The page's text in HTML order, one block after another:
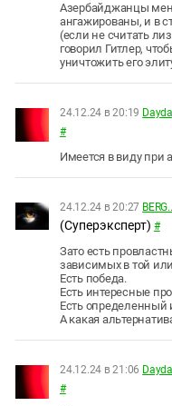
Азербайджанцы
ангажированы, и в
(если не считать
говорил Гитлер,
уничтожить его
24.12.24 в 20:19
#
Имеется в виду при
24.12.24 в 20:27
(Суперэксперт) #
Зато есть
зависимых в той
Есть победа.
Есть интересные
Есть определенный
А какая
24.12.24 в 21:06
#